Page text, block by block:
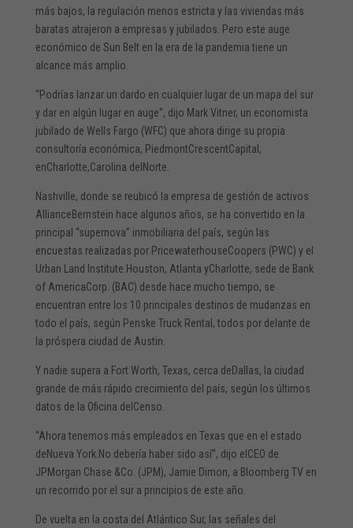
más bajos, la regulación menos estricta y las viviendas más
baratas atrajeron a empresas y jubilados. Pero este auge
económico de Sun Belt en la era de la pandemia tiene un
alcance más amplio.
“Podrías lanzar un dardo en cualquier lugar de un mapa del sur
y dar en algún lugar en auge”, dijo Mark Vitner, un economista
jubilado de Wells Fargo (WFC) que ahora dirige su propia
consultoría económica, PiedmontCrescentCapital,
enCharlotte,Carolina delNorte.
Nashville, donde se reubicó la empresa de gestión de activos
AllianceBernstein hace algunos años, se ha convertido en la
principal “supernova” inmobiliaria del país, según las
encuestas realizadas por PricewaterhouseCoopers (PWC) y el
Urban Land Institute.Houston, Atlanta yCharlotte, sede de Bank
of AmericaCorp. (BAC) desde hace mucho tiempo, se
encuentran entre los 10 principales destinos de mudanzas en
todo el país, según Penske Truck Rental, todos por delante de
la próspera ciudad de Austin.
Y nadie supera a Fort Worth, Texas, cerca deDallas, la ciudad
grande de más rápido crecimiento del país, según los últimos
datos de la Oficina delCenso.
“Ahora tenemos más empleados en Texas que en el estado
deNueva York.No debería haber sido así”, dijo elCEO de
JPMorgan Chase &Co. (JPM), Jamie Dimon, a Bloomberg TV en
un recorrido por el sur a principios de este año.
De vuelta en la costa del Atlántico Sur, las señales del